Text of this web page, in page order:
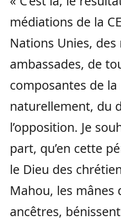
médiations de la
Nations Unies,
ambassades, de
composantes de
naturellement, du
l’opposition. Je
part, qu’en cette
le Dieu des
Mahou, les mânes
ancêtres,